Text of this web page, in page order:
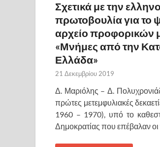
Σχετικά με την
πρωτοβουλία για το
αρχείο προφορικών
«Μνήμες από την
Ελλάδα»
21 Δεκεμβρίου 2019
Δ. Μαριόλης – Δ.
πρώτες μετεμφυλιακές
1960 – 1970), υπό το
Δημοκρατίας που επέβαλαν οι